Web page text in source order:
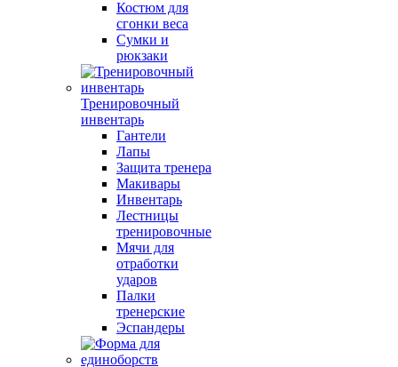
Костюм для
сгонки веса
Сумки и
рюкзаки
Тренировочный
инвентарь
Гантели
Лапы
Защита тренера
Макивары
Инвентарь
Лестницы
тренировочные
Мячи для
отработки
ударов
Палки
тренерские
Эспандеры